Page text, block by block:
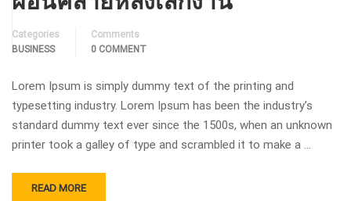
Categories
BUSINESS
Comments
0 COMMENT
Lorem Ipsum is simply dummy text of the printing and
typesetting industry. Lorem Ipsum has been the industry’s
standard dummy text ever since the 1500s, when an unknown
printer took a galley of type and scrambled it to make a …
READ MORE